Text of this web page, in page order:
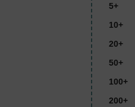
5+
10+
20+
50+
100+
200+